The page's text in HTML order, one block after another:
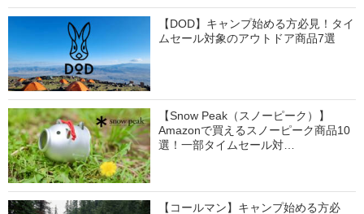
【DOD】キャンプ始める方必見！タイ
ムセール対象のアウトドア商品7選
【Snow Peak（スノーピーク）】
Amazonで買えるスノーピーク商品10
選！一部タイムセール対…
【コールマン】キャンプ始める方必